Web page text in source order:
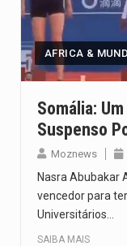
AFRICA &
Somália:
Suspenso
Moznews
Nasra Abubakar
vencedor para
Universitários…
SAIBA MAIS